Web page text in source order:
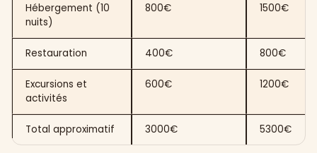
Hébergement (10
nuits)
800€ 1500€
Restauration 400€ 800€
Excursions et
activités
600€ 1200€
Total approximatif 3000€ 5300€